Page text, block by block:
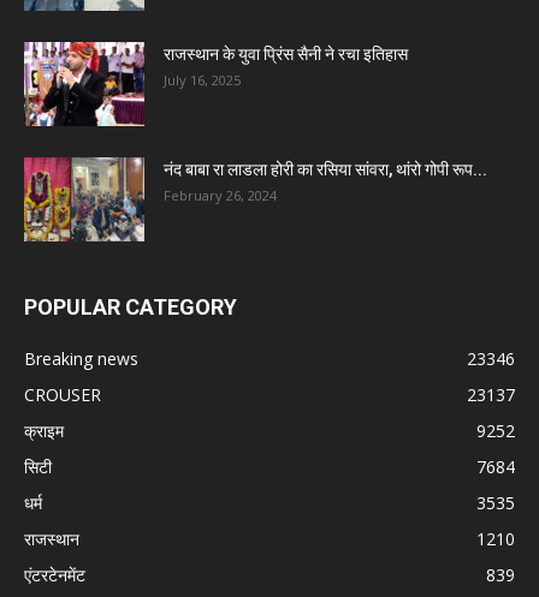
राजस्थान के युवा प्रिंस सैनी ने रचा इतिहास
July 16, 2025
नंद बाबा रा लाडला होरी का रसिया सांवरा, थांरो गोपी रूप...
February 26, 2024
POPULAR CATEGORY
Breaking news
23346
CROUSER
23137
क्राइम
9252
सिटी
7684
धर्म
3535
राजस्थान
1210
एंटरटेनमेंट
839